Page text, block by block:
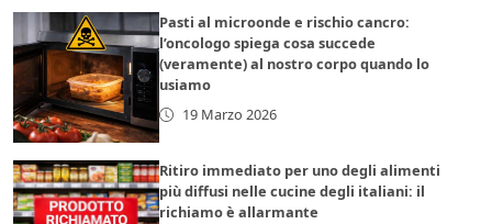
Pasti al microonde e rischio cancro:
l’oncologo spiega cosa succede
(veramente) al nostro corpo quando lo
usiamo
19 Marzo 2026
Ritiro immediato per uno degli alimenti
più diffusi nelle cucine degli italiani: il
richiamo è allarmante